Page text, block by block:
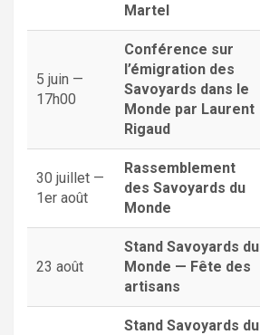
Martel
5 juin —
17h00
Conférence sur
l’émigration des
Savoyards dans le
Monde par Laurent
Rigaud
30 juillet —
1er août
Rassemblement
des Savoyards du
Monde
23 août
Stand Savoyards du
Monde — Fête des
artisans
Stand Savoyards du